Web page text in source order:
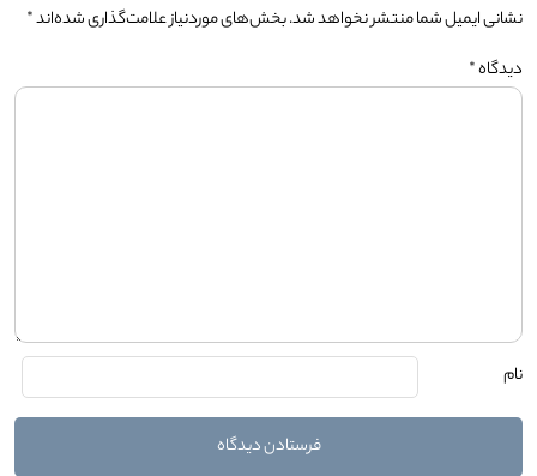
نشانی ایمیل شما منتشر نخواهد شد.بخش‌های موردنیاز علامت‌گذاری شده‌اند*
دیدگاه*
نام